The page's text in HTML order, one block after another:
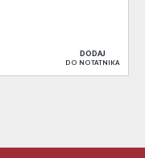
DODAJ
DO NOTATNIKA